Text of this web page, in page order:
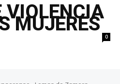
VIOLENCIA
MUJERES
0